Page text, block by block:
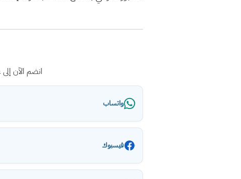
انضم الآن
واتساب
فيسبوك